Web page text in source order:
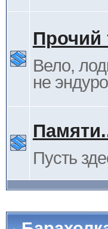
Прочий
Вело,
не эндуро
Пусть